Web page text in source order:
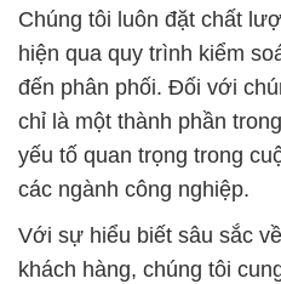
Chúng tôi luôn đặt chất
hiện qua quy trình kiểm
đến phân phối. Đối với
chỉ là một thành phần
yếu tố quan trọng trong
các ngành công nghiệp.
Với sự hiểu biết sâu sắc
khách hàng, chúng tôi